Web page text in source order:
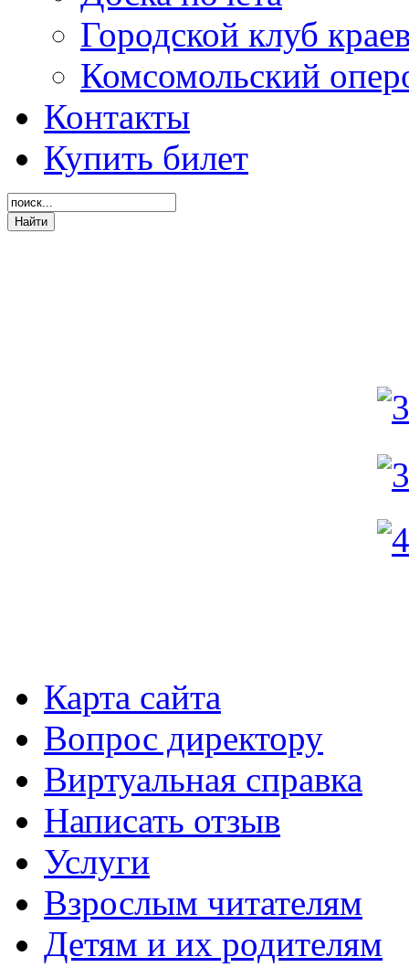
Городской клуб
Комсомольский
Контакты
Купить билет
Карта сайта
Вопрос директору
Виртуальная справка
Написать отзыв
Услуги
Взрослым читателям
Детям и их родителям